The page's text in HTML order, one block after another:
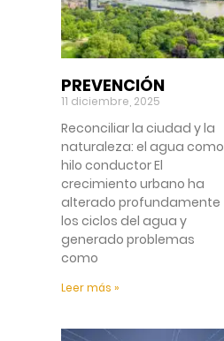
PREVENCIÓN
11 diciembre, 2025
Reconciliar la ciudad y la
naturaleza: el agua como
hilo conductor El
crecimiento urbano ha
alterado profundamente
los ciclos del agua y
generado problemas
como
Leer más »